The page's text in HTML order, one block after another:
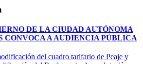
DE LA CIUDAD AUTÓNOMA
CONVOCA A AUDIENCIA PÚBLICA
del cuadro tarifario de Peaje y